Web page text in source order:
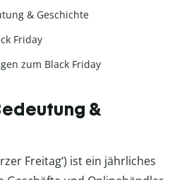
& Geschichte
Friday
zum Black Friday
&
Freitag‘) ist ein jährliches